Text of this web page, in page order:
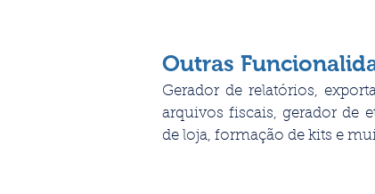
Outras
Gerador de relatórios,
arquivos fiscais, gerador de
de loja, formação de kits e